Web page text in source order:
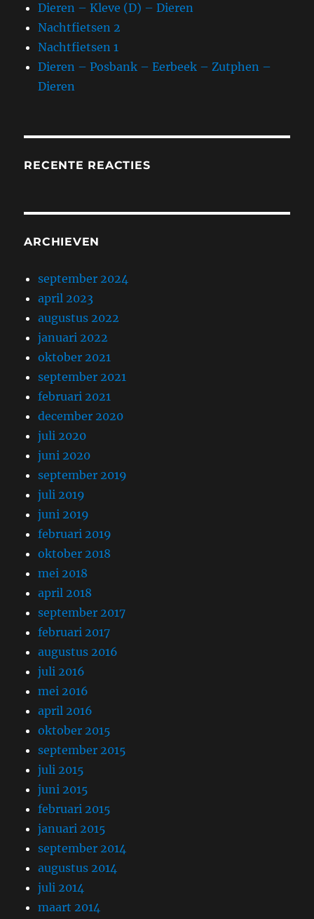
Dieren – Kleve (D) – Dieren
Nachtfietsen 2
Nachtfietsen 1
Dieren – Posbank – Eerbeek – Zutphen –
Dieren
RECENTE REACTIES
ARCHIEVEN
september 2024
april 2023
augustus 2022
januari 2022
oktober 2021
september 2021
februari 2021
december 2020
juli 2020
juni 2020
september 2019
juli 2019
juni 2019
februari 2019
oktober 2018
mei 2018
april 2018
september 2017
februari 2017
augustus 2016
juli 2016
mei 2016
april 2016
oktober 2015
september 2015
juli 2015
juni 2015
februari 2015
januari 2015
september 2014
augustus 2014
juli 2014
maart 2014